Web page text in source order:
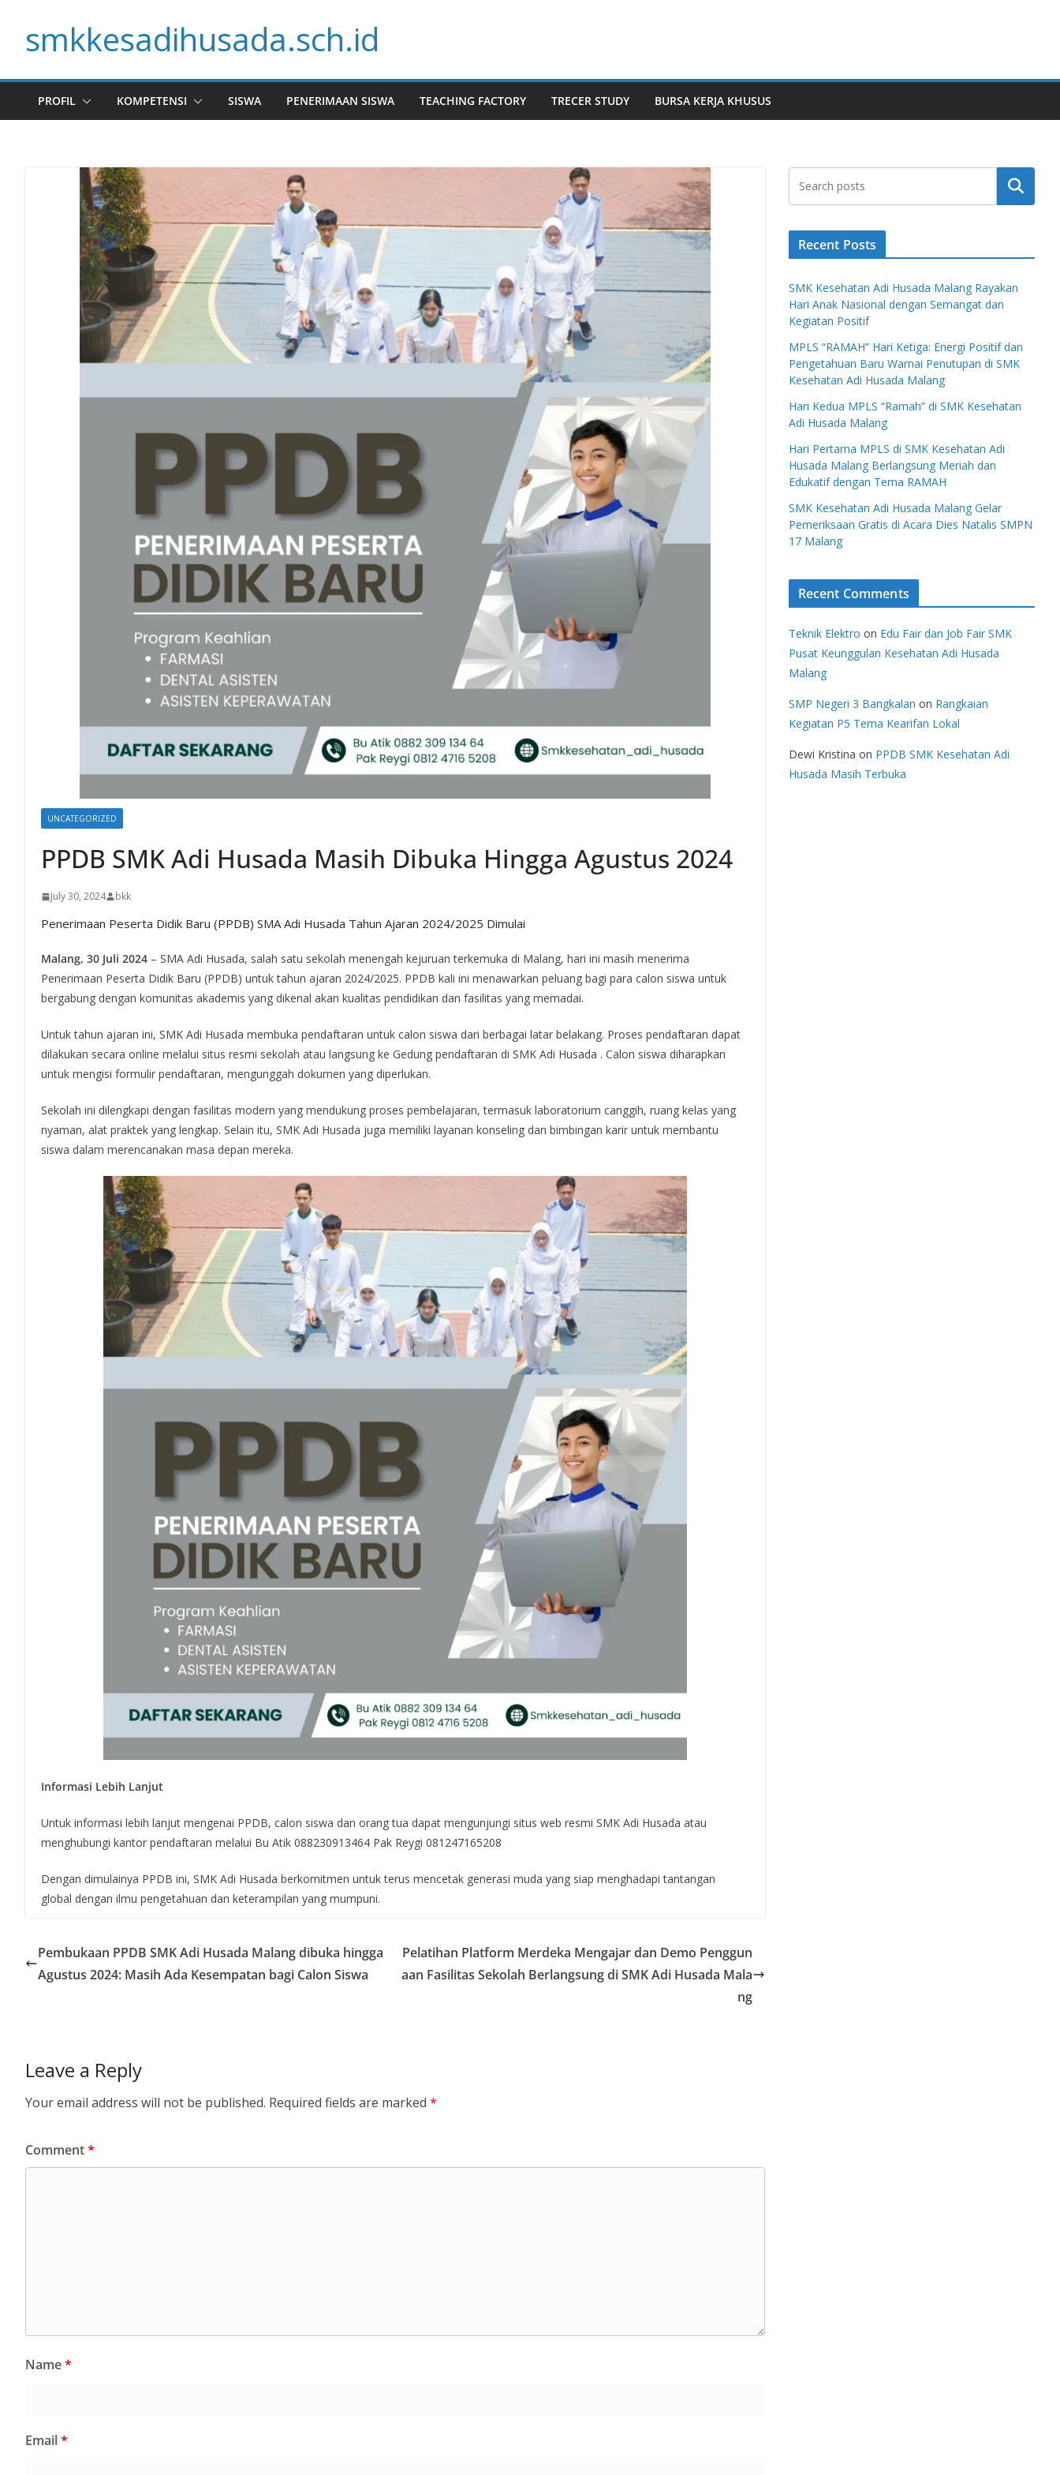
contentsmkkesadihusada.sch.id
PROFIL KOMPETENSI SISWA PENERIMAAN SISWA TEACHING FACTORY TRECER STUDY BURSA KERJA KHUSUS
UNCATEGORIZED
PPDB SMK Adi Husada Masih Dibuka Hingga Agustus 2024
July 30, 2024 bkk
Penerimaan Peserta Didik Baru (PPDB) SMA Adi Husada Tahun Ajaran 2024/2025 Dimulai
Malang, 30 Juli 2024 – SMA Adi Husada, salah satu sekolah menengah kejuruan terkemuka di Malang, hari ini masih menerima
Penerimaan Peserta Didik Baru (PPDB) untuk tahun ajaran 2024/2025. PPDB kali ini menawarkan peluang bagi para calon siswa untuk
bergabung dengan komunitas akademis yang dikenal akan kualitas pendidikan dan fasilitas yang memadai.
Untuk tahun ajaran ini, SMK Adi Husada membuka pendaftaran untuk calon siswa dari berbagai latar belakang. Proses pendaftaran dapat
dilakukan secara online melalui situs resmi sekolah atau langsung ke Gedung pendaftaran di SMK Adi Husada . Calon siswa diharapkan
untuk mengisi formulir pendaftaran, mengunggah dokumen yang diperlukan.
Sekolah ini dilengkapi dengan fasilitas modern yang mendukung proses pembelajaran, termasuk laboratorium canggih, ruang kelas yang
nyaman, alat praktek yang lengkap. Selain itu, SMK Adi Husada juga memiliki layanan konseling dan bimbingan karir untuk membantu
siswa dalam merencanakan masa depan mereka.
Informasi Lebih Lanjut
Untuk informasi lebih lanjut mengenai PPDB, calon siswa dan orang tua dapat mengunjungi situs web resmi SMK Adi Husada atau
menghubungi kantor pendaftaran melalui Bu Atik 088230913464 Pak Reygi 081247165208
Dengan dimulainya PPDB ini, SMK Adi Husada berkomitmen untuk terus mencetak generasi muda yang siap menghadapi tantangan
global dengan ilmu pengetahuan dan keterampilan yang mumpuni.
Pembukaan PPDB SMK Adi Husada Malang dibuka hingga
Agustus 2024: Masih Ada Kesempatan bagi Calon Siswa
Pelatihan Platform Merdeka Mengajar dan Demo Penggun
aan Fasilitas Sekolah Berlangsung di SMK Adi Husada Mala
ng
Leave a Reply
Your email address will not be published. Required fields are marked *
Comment*
Name*
Email*
Search
Recent Posts
SMK Kesehatan Adi Husada Malang Rayakan
Hari Anak Nasional dengan Semangat dan
Kegiatan Positif
MPLS “RAMAH” Hari Ketiga: Energi Positif dan
Pengetahuan Baru Warnai Penutupan di SMK
Kesehatan Adi Husada Malang
Hari Kedua MPLS “Ramah” di SMK Kesehatan
Adi Husada Malang
Hari Pertama MPLS di SMK Kesehatan Adi
Husada Malang Berlangsung Meriah dan
Edukatif dengan Tema RAMAH
SMK Kesehatan Adi Husada Malang Gelar
Pemeriksaan Gratis di Acara Dies Natalis SMPN
17 Malang
Recent Comments
Teknik Elektro on Edu Fair dan Job Fair SMK
Pusat Keunggulan Kesehatan Adi Husada
Malang
SMP Negeri 3 Bangkalan on Rangkaian
Kegiatan P5 Tema Kearifan Lokal
Dewi Kristina on PPDB SMK Kesehatan Adi
Husada Masih Terbuka